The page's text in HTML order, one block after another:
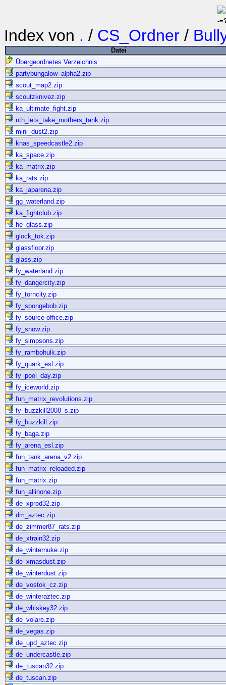
-
Index von . / CS_Ordner /
Datei
Übergeordnetes Verzeichnis
partybungalow_alpha2.zip
scout_map2.zip
scoutzknivez.zip
ka_ultimate_fight.zip
nth_lets_take_mothers_tank.zip
mini_dust2.zip
knas_speedcastle2.zip
ka_space.zip
ka_matrix.zip
ka_rats.zip
ka_japarena.zip
gg_waterland.zip
ka_fightclub.zip
he_glass.zip
glock_tok.zip
glassfloor.zip
glass.zip
fy_waterland.zip
fy_dangercity.zip
fy_torncity.zip
fy_spongebob.zip
fy_source-office.zip
fy_snow.zip
fy_simpsons.zip
fy_rambohulk.zip
fy_quark_esl.zip
fy_pool_day.zip
fy_iceworld.zip
fun_matrix_revolutions.zip
fy_buzzkill2008_s.zip
fy_buzzkill.zip
fy_baga.zip
fy_arena_esl.zip
fun_tank_arena_v2.zip
fun_matrix_reloaded.zip
fun_matrix.zip
fun_allinone.zip
de_xprod32.zip
dm_aztec.zip
de_zimmer87_rats.zip
de_xtrain32.zip
de_winternuke.zip
de_xmasdust.zip
de_winterdust.zip
de_vostok_cz.zip
de_winteraztec.zip
de_whiskey32.zip
de_volare.zip
de_vegas.zip
de_upd_aztec.zip
de_undercastle.zip
de_tuscan32.zip
de_tuscan.zip